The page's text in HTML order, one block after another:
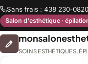
Sans frais : 438 230-0820
Salon d'esthétique ·
SOINS ESTHÉTIQUES,